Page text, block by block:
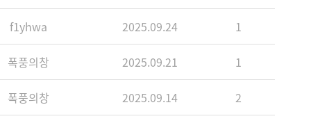
f1yhwa 2025.09.24 1
폭풍의창 2025.09.21 1
폭풍의창 2025.09.14 2